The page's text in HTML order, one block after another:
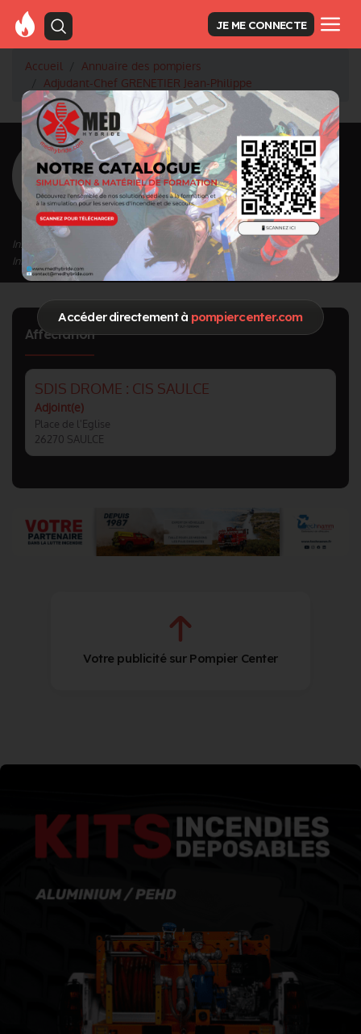
Accéder directement à pompiercenter.com
JE ME CONNECTE
Accueil
Annuaire des pompiers
Adjudant-Chef GRENETIER Jean-Philippe
<Retour à la liste des pompiers
GRENETIER
Jean-Philippe
Grade : Adjudant-Chef
Inscrit depuis le 10/08/2023 à 09:23
Informations mises à jour le 10/08/2023 à 09:23
Affectation
SDIS DROME : CIS SAULCE
Adjoint(e)
Place de l'Eglise
26270 SAULCE
Votre publicité sur Pompier Center